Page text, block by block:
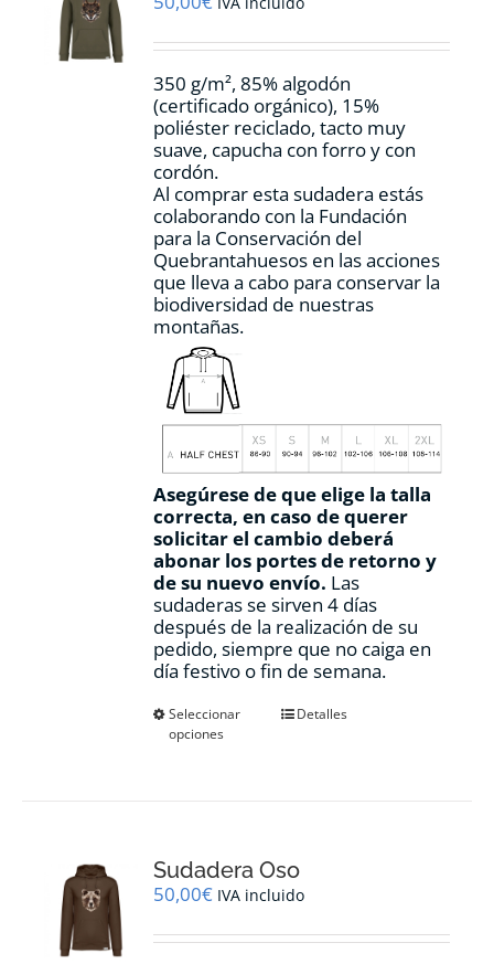
en
página
de
producto
350 g/m², 85% algodón
(certificado orgánico), 15%
poliéster reciclado, tacto muy
suave, capucha con forro y con
cordón.
Al comprar esta sudadera estás
colaborando con la Fundación
para la Conservación del
Quebrantahuesos en las acciones
que lleva a cabo para conservar la
biodiversidad de nuestras
montañas.
Asegúrese de que elige la talla
correcta, en caso de querer
solicitar el cambio deberá
abonar los portes de retorno y
de su nuevo envío. Las
sudaderas se sirven 4 días
después de la realización de su
pedido, siempre que no caiga en
día festivo o fin de semana.
Seleccionar
opciones
Este
se
pueden
en
Detalles
Sudadera Oso
50,00€ IVA incluido